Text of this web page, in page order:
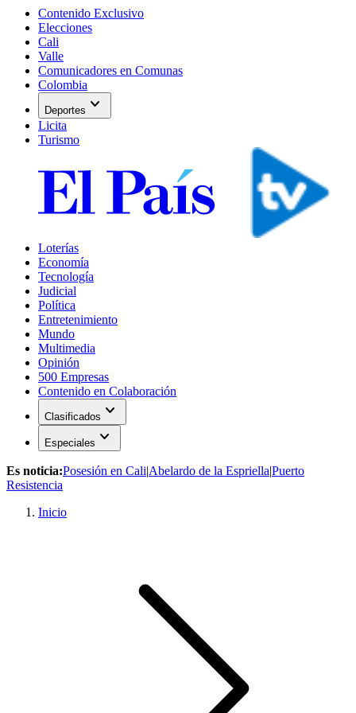
Contenido Exclusivo
Elecciones
Cali
Valle
Comunicadores en Comunas
Colombia
Deportes expand_more
Licita
Turismo
Loterías
Economía
Tecnología
Judicial
Política
Entretenimiento
Mundo
Multimedia
Opinión
500 Empresas
Contenido en Colaboración
Clasificados expand_more
Especiales expand_more
Es noticia:Posesión en Cali|Abelardo de la Espriella|Puerto
Resistencia
Inicio